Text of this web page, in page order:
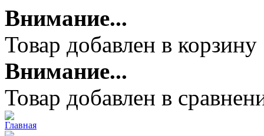
Внимание...
Товар добавлен в корзину
Внимание...
Товар добавлен в
Главная